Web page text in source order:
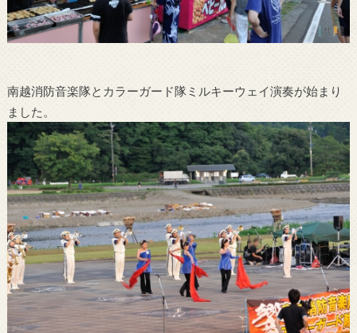
南越消防音楽隊とカラーガード隊ミルキーウェイ演奏が始まり
ました。